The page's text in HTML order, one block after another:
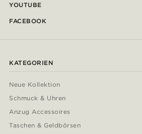
YOUTUBE
FACEBOOK
KATEGORIEN
Neue Kollektion
Schmuck & Uhren
Anzug Accessoires
Taschen & Geldbörsen